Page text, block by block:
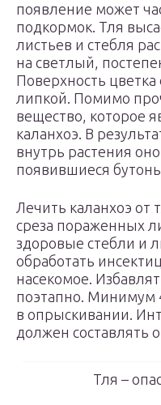
появление может
подкормок. Тля
листьев и стебля
на светлый,
Поверхность цветка
липкой. Помимо
вещество, которое
каланхоэ. В
внутрь растения
появившиеся
Лечить каланхоэ от
среза пораженных
здоровые стебли и
обработать
насекомое.
поэтапно. Минимум
в опрыскивании.
должен составлять
Тля –